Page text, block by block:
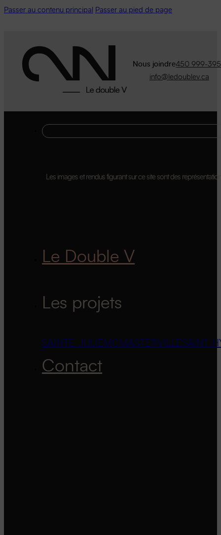
Passer au contenu principal Passer au pied de page
Nous joindre450 999-
info@ledoublev.ca
Les images et rendus figurant sur ce site sont des
Le Double V
Les projets
SAINTE-JULIE MCMASTERVILLESAINT-
Contact